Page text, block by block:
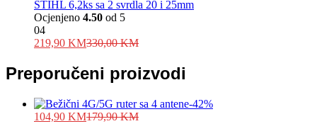
STIHL 6,2ks sa 2 svrdla 20 i 25mm
Ocjenjeno 4.50 od 5
04
219,90 KM330,00KM
Preporučeni proizvodi
-42%
104,90 KM179,90KM